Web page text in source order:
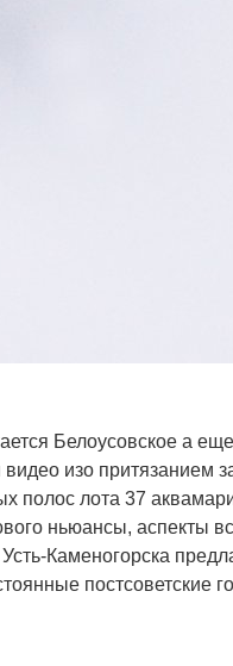
Белоусовское а
изо притязанием
полос лота 37
ньюансы, аспекты
Каменогорска
постсоветские